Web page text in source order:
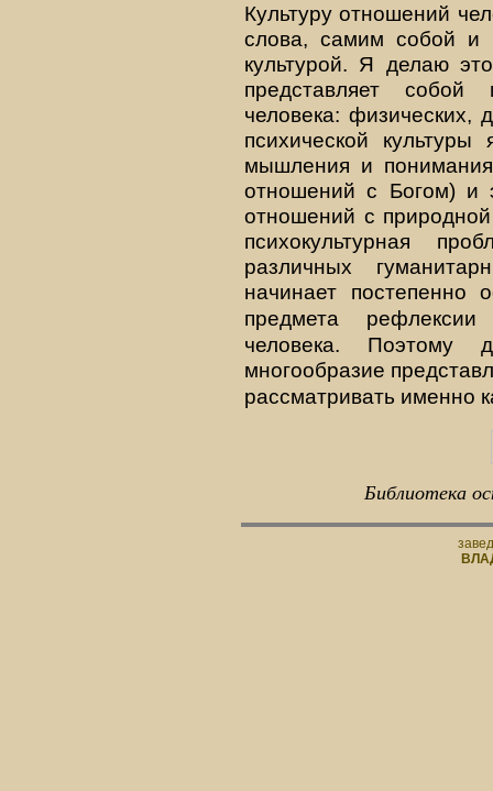
Культуру отношений
слова, самим собой и
культурой. Я делаю
представляет
человека: физических,
психической
мышления и понимания,
отношений с Богом) и
отношений с
психокультурная
различных
начинает постепенно
предмета
человека. Поэтому
многообразие
рассматривать именно
Библиотека